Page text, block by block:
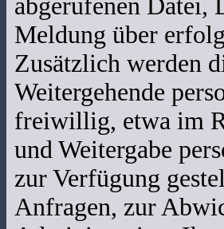
abgerufenen Datei,
Meldung über
Zusätzlich werden
Weitergehende
freiwillig, etwa im
und Weitergabe
zur Verfügung
Anfragen, zur